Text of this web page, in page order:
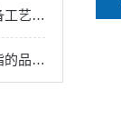
农村生活污水污水一体化设备工艺流程
屠宰污水处理设备常用润滑脂的品种有哪些